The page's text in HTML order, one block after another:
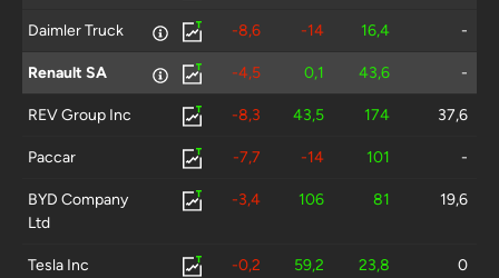
Daimler Truck -8,6 -14 16,4 -
Renault SA -4,5 0,1 43,6 -
REV Group Inc -8,3 43,5 174 37,6
Paccar -7,7 -14 101 -
BYD Company
Ltd
-3,4 106 81 19,6
Tesla Inc -0,2 59,2 23,8 0